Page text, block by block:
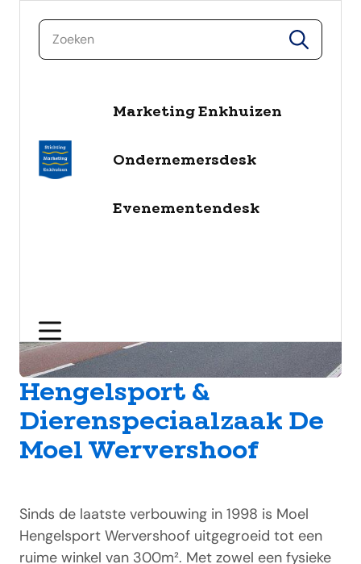
Marketing Enkhuizen
Ondernemersdesk
Evenementendesk
zoeken
zoeken
Hengelsport &
Dierenspeciaalzaak De
Moel Wervershoof
Sinds de laatste verbouwing in 1998 is Moel
Hengelsport Wervershoof uitgegroeid tot een
ruime winkel van 300m². Met zowel een fysieke